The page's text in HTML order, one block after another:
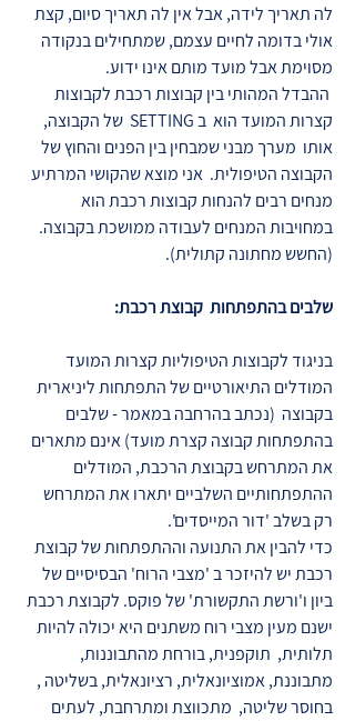
לה תאריך לידה, אבל אין לה תאריך סיום, קצת
אולי בדומה לחיים עצמם, שמתחילים בנקודה
מסוימת אבל מועד מותם אינו ידוע.
ההבדל המהותי בין קבוצות רכבת לקבוצות
קצרות המועד הוא ב SETTING של הקבוצה,
אותו מערך מבני שמבחין בין הפנים והחוץ של
הקבוצה הטיפולית. אני מוצא שהקושי המרתיע
מנחים רבים להנחות קבוצות רכבת הוא
במחויבות המנחים לעבודה ממושכת בקבוצה.
(החשש מחתונה קתולית).
שלבים בהתפתחות קבוצת רכבת:
בניגוד לקבוצות הטיפוליות קצרות המועד
המודלים התיאורטיים של התפתחות ליניארית
בקבוצה (נכתב בהרחבה במאמר - שלבים
בהתפתחות קבוצה קצרת מועד) אינם מתארים
את המתרחש בקבוצת הרכבת, המודלים
ההתפתחותיים השלביים יתארו את המתרחש
רק בשלב 'דור המייסדים'.
כדי להבין את התנועה וההתפתחות של קבוצת
רכבת יש להיזכר ב 'מצבי הרוח' הבסיסיים של
ביון ו'ורשת התקשורת' של פוקס. לקבוצת רכבת
ישנם מעין מצבי רוח משתנים היא יכולה להיות
תלותית, תוקפנית, בורחת מהתבוננות,
מתבוננת, אמוציונאלית, רציונאלית, בשליטה ,
בחוסר שליטה, מתכווצת ומתרחבת, לעתים